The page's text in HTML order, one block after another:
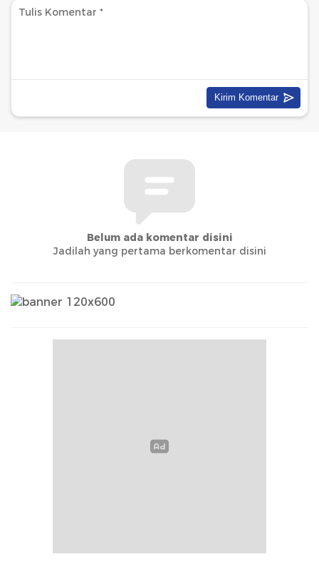
Belum ada komentar disini
Jadilah yang pertama berkomentar disini